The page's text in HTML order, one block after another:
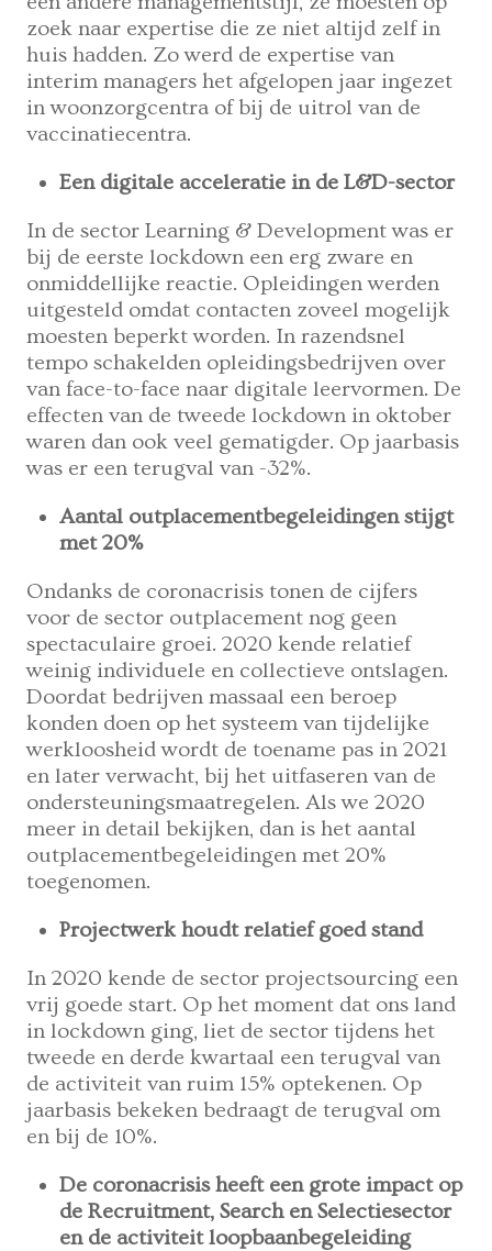
zoek naar expertise die ze niet altijd zelf in
huis hadden. Zo werd de expertise van
interim managers het afgelopen jaar ingezet
in woonzorgcentra of bij de uitrol van de
vaccinatiecentra.
Een digitale acceleratie in de L&D-sector
In de sector Learning & Development was er
bij de eerste lockdown een erg zware en
onmiddellijke reactie. Opleidingen werden
uitgesteld omdat contacten zoveel mogelijk
moesten beperkt worden. In razendsnel
tempo schakelden opleidingsbedrijven over
van face-to-face naar digitale leervormen. De
effecten van de tweede lockdown in oktober
waren dan ook veel gematigder. Op jaarbasis
was er een terugval van -32%.
Aantal outplacementbegeleidingen stijgt
met 20%
Ondanks de coronacrisis tonen de cijfers
voor de sector outplacement nog geen
spectaculaire groei. 2020 kende relatief
weinig individuele en collectieve ontslagen.
Doordat bedrijven massaal een beroep
konden doen op het systeem van tijdelijke
werkloosheid wordt de toename pas in 2021
en later verwacht, bij het uitfaseren van de
ondersteuningsmaatregelen. Als we 2020
meer in detail bekijken, dan is het aantal
outplacementbegeleidingen met 20%
toegenomen.
Projectwerk houdt relatief goed stand
In 2020 kende de sector projectsourcing een
vrij goede start. Op het moment dat ons land
in lockdown ging, liet de sector tijdens het
tweede en derde kwartaal een terugval van
de activiteit van ruim 15% optekenen. Op
jaarbasis bekeken bedraagt de terugval om
en bij de 10%.
De coronacrisis heeft een grote impact op
de Recruitment, Search en Selectiesector
en de activiteit loopbaanbegeleiding